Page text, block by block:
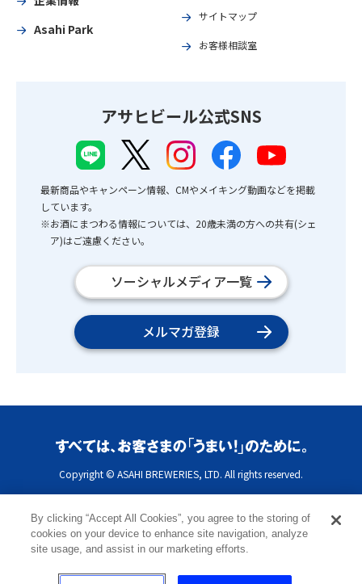
Asahi Park
サイトマップ
お客様相談室
アサヒビール公式SNS
最新商品やキャンペーン情報、CMやメイキング動画などを掲載
しています。
※お酒にまつわる情報については、20歳未満の方への共有(シェ
ア)はご遠慮ください。
ソーシャルメディア一覧
メルマガ登録
Copyright © ASAHI BREWERIES, LTD. All rights reserved.
By clicking “Accept All Cookies”, you agree to the storing of
cookies on your device to enhance site navigation, analyze
site usage, and assist in our marketing efforts.